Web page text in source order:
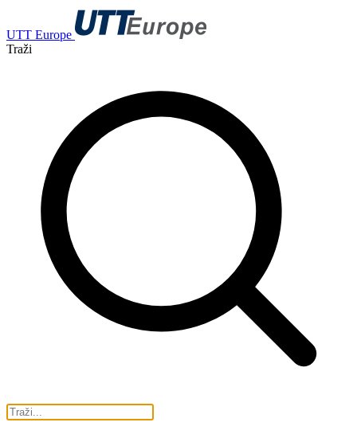
UTT Europe
Traži